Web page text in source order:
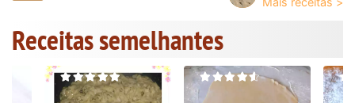
Receitas semelhantes